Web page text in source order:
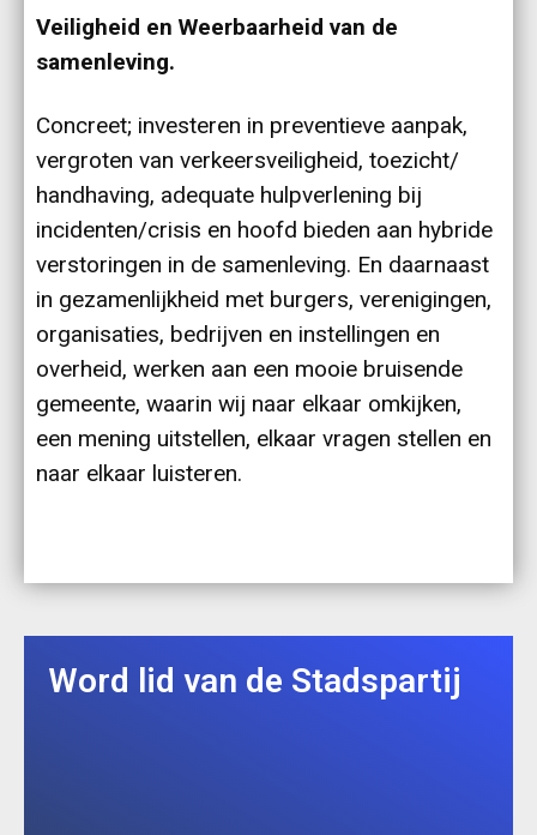
Veiligheid en Weerbaarheid van de
samenleving.
Concreet; investeren in preventieve aanpak,
vergroten van verkeersveiligheid, toezicht/
handhaving, adequate hulpverlening bij
incidenten/crisis en hoofd bieden aan hybride
verstoringen in de samenleving. En daarnaast
in gezamenlijkheid met burgers, verenigingen,
organisaties, bedrijven en instellingen en
overheid, werken aan een mooie bruisende
gemeente, waarin wij naar elkaar omkijken,
een mening uitstellen, elkaar vragen stellen en
naar elkaar luisteren.
Word lid van de Stadspartij